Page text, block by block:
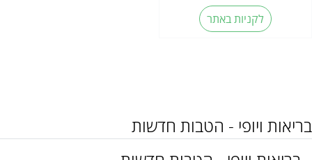
לקניות באתר
בריאות ויופי - הטבות חדשות